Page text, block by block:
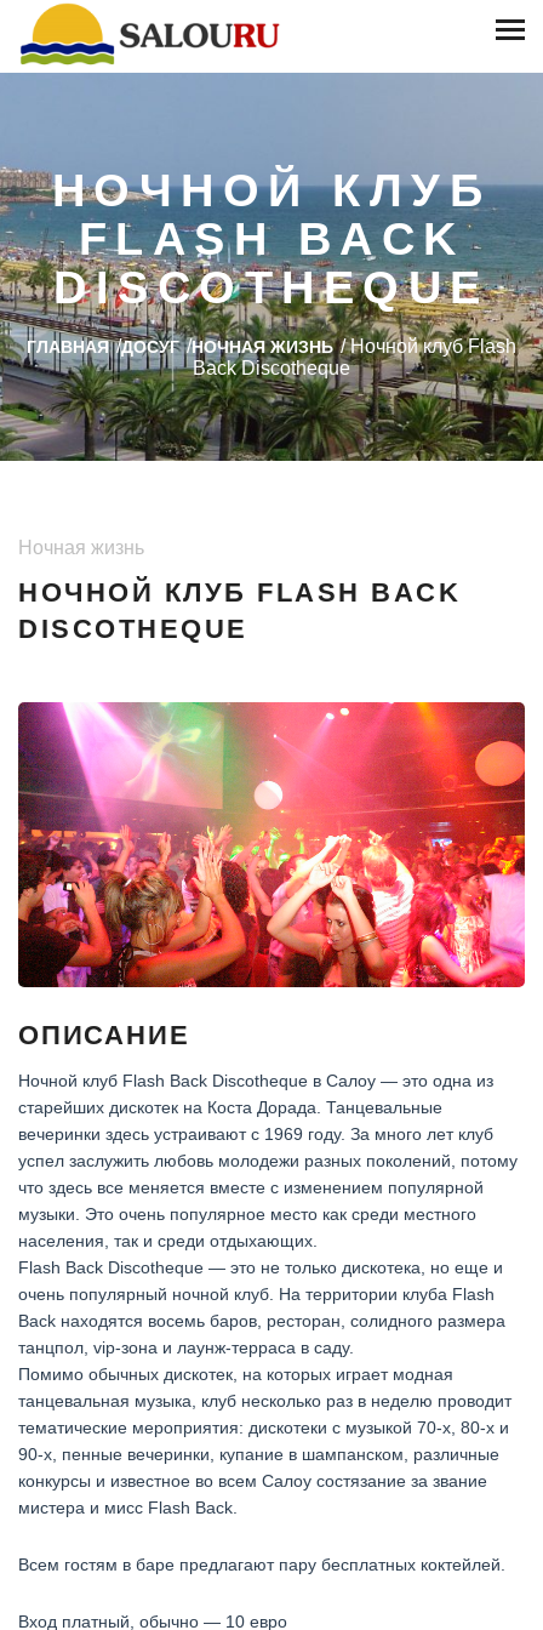
НОЧНОЙ КЛУБ
FLASH BACK
DISCOTHEQUE
ГЛАВНАЯ/ДОСУГ/НОЧНАЯ ЖИЗНЬ/Ночной клуб Flash
Back Discotheque
Ночная жизнь
НОЧНОЙ КЛУБ FLASH BACK
DISCOTHEQUE
ОПИСАНИЕ
Ночной клуб Flash Back Discotheque в Салоу — это одна из
старейших дискотек на Коста Дорада. Танцевальные
вечеринки здесь устраивают с 1969 году. За много лет клуб
успел заслужить любовь молодежи разных поколений, потому
что здесь все меняется вместе с изменением популярной
музыки. Это очень популярное место как среди местного
населения, так и среди отдыхающих.
Flash Back Discotheque — это не только дискотека, но еще и
очень популярный ночной клуб. На территории клуба Flash
Back находятся восемь баров, ресторан, солидного размера
танцпол, vip-зона и лаунж-терраса в саду.
Помимо обычных дискотек, на которых играет модная
танцевальная музыка, клуб несколько раз в неделю проводит
тематические мероприятия: дискотеки с музыкой 70-х, 80-х и
90-х, пенные вечеринки, купание в шампанском, различные
конкурсы и известное во всем Салоу состязание за звание
мистера и мисс Flash Back.
Всем гостям в баре предлагают пару бесплатных коктейлей.
Вход платный, обычно — 10 евро